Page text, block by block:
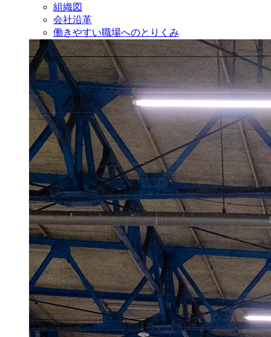
組織図
会社沿革
働きやすい職場へのとりくみ